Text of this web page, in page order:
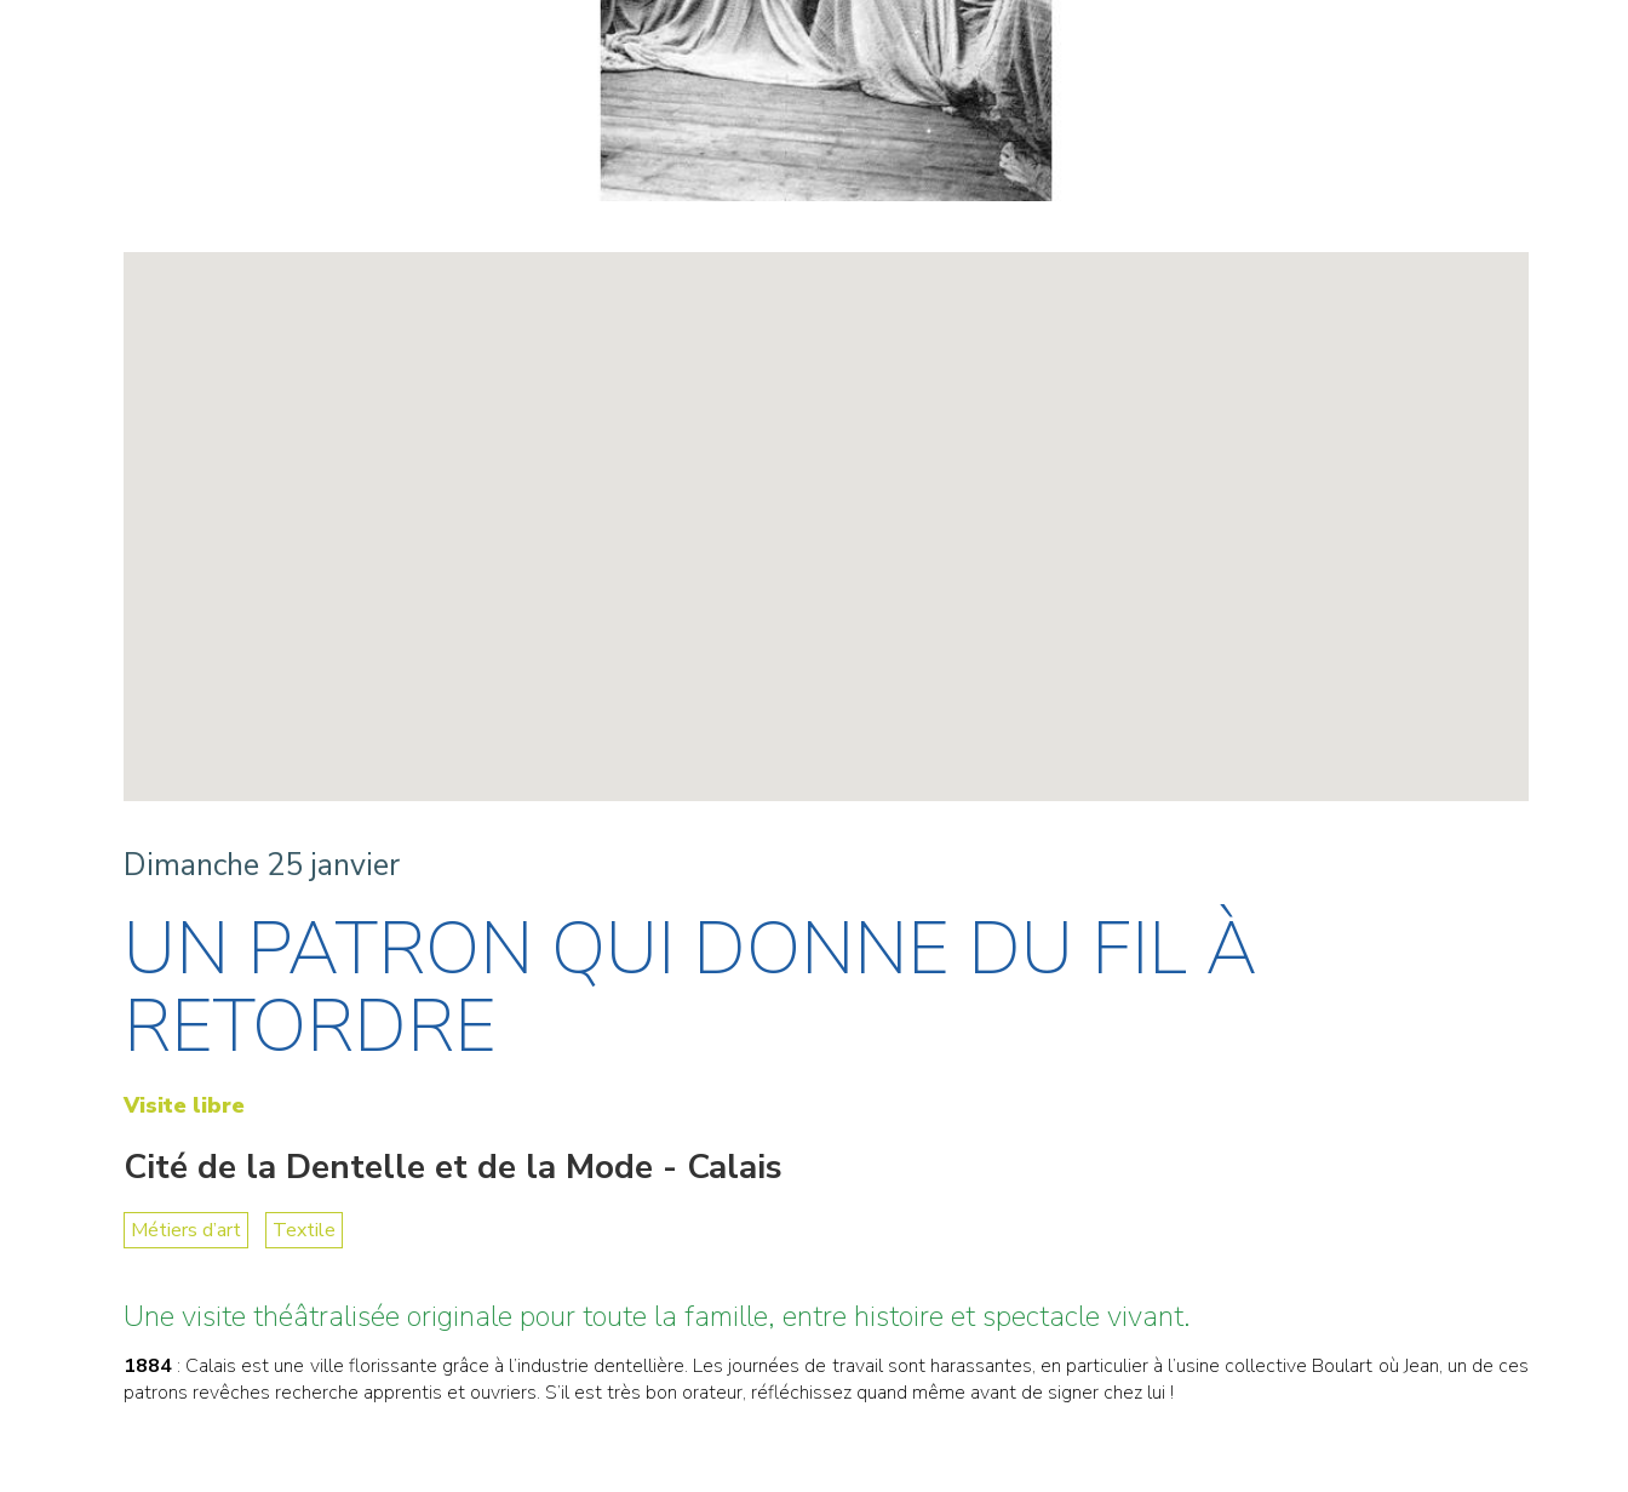
Dimanche 25 janvier
UN PATRON QUI DONNE DU FIL À
RETORDRE
Visite libre
Cité de la Dentelle et de la Mode - Calais
Métiers d’art Textile
Une visite théâtralisée originale pour toute la famille, entre histoire et spectacle vivant.
1884 : Calais est une ville florissante grâce à l’industrie dentellière. Les journées de travail sont harassantes, en particulier à l’usine collective Boulart où Jean, un de ces
patrons revêches recherche apprentis et ouvriers. S’il est très bon orateur, réfléchissez quand même avant de signer chez lui !